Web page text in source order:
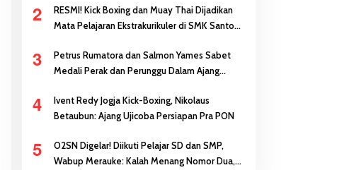
2
RESMI! Kick Boxing dan Muay Thai Dijadikan
Mata Pelajaran Ekstrakurikuler di SMK Santo
3
Petrus Rumatora dan Salmon Yames Sabet
Medali Perak dan Perunggu Dalam Ajang
4
Ivent Redy Jogja Kick-Boxing, Nikolaus
Betaubun: Ajang Ujicoba Persiapan Pra PON
5
O2SN Digelar! Diikuti Pelajar SD dan SMP,
Wabup Merauke: Kalah Menang Nomor Dua,